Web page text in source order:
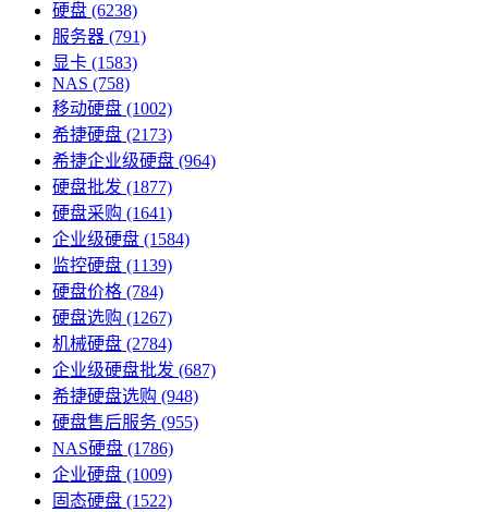
硬盘 (6238)
服务器 (791)
显卡 (1583)
NAS (758)
移动硬盘 (1002)
希捷硬盘 (2173)
希捷企业级硬盘 (964)
硬盘批发 (1877)
硬盘采购 (1641)
企业级硬盘 (1584)
监控硬盘 (1139)
硬盘价格 (784)
硬盘选购 (1267)
机械硬盘 (2784)
企业级硬盘批发 (687)
希捷硬盘选购 (948)
硬盘售后服务 (955)
NAS硬盘 (1786)
企业硬盘 (1009)
固态硬盘 (1522)